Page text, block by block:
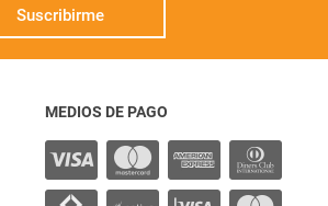
Suscribirme
MEDIOS DE PAGO